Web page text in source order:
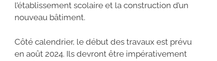
l’établissement scolaire et la construction d’un
nouveau bâtiment.
Côté calendrier, le début des travaux est prévu
en août 2024. Ils devront être impérativement